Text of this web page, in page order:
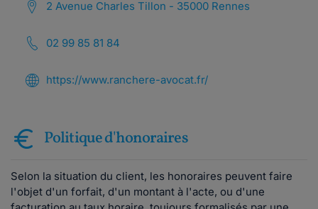
2 Avenue Charles Tillon - 35000 Rennes
02 99 85 81 84
https://www.ranchere-avocat.fr/
Politique d'honoraires
Selon la situation du client, les honoraires peuvent faire
l'objet d'un forfait, d'un montant à l'acte, ou d'une